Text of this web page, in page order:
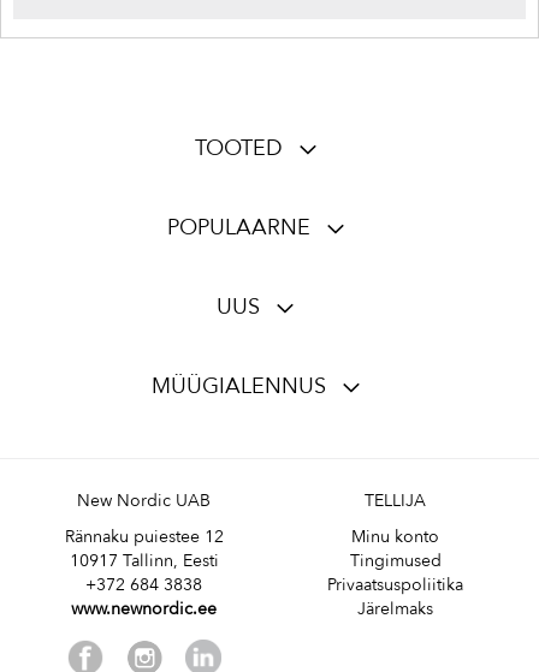
TOOTED
POPULAARNE
UUS
MÜÜGIALENNUS
New Nordic UAB
Rännaku puiestee 12
10917 Tallinn, Eesti
+372 684 3838
www.newnordic.ee
TELLIJA
Minu konto
Tingimused
Privaatsuspoliitika
Järelmaks